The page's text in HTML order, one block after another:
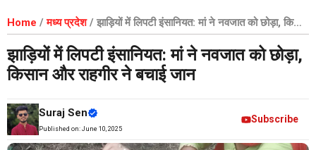
Home /मध्य प्रदेश/ झाड़ियों में लिपटी इंसानियत: मां ने नवजात को छोड़ा, किसान
और राहगीर ने बचाई जान
झाड़ियों में लिपटी इंसानियत: मां ने नवजात को छोड़ा,
किसान और राहगीर ने बचाई जान
Suraj Sen
Published on: June 10, 2025
Subscribe